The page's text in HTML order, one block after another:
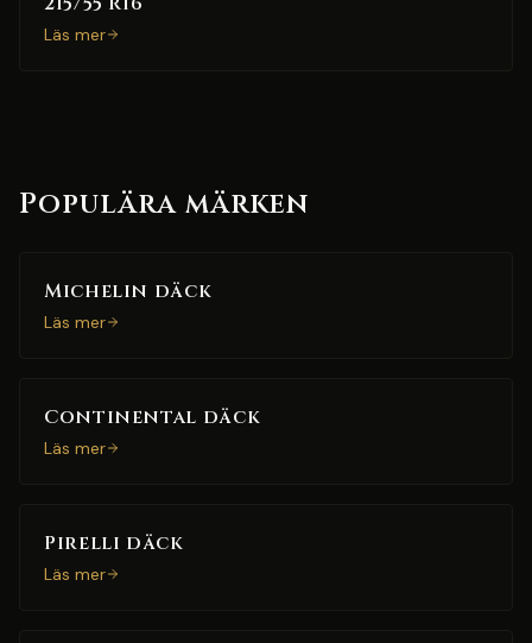
Läs mer
Populära märken
Michelin däck
Läs mer
Continental däck
Läs mer
Pirelli däck
Läs mer